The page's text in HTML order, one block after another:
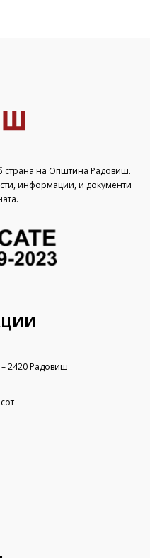
страна на Општина Радовиш.
информации, и документи
2420 Радовиш